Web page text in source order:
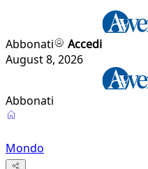
Abbonati
Accedi
August 8, 2026
Abbonati
Mondo